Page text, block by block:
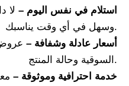
استلام في نفس اليوم – لا
وسهل في أي وقت يناسبك.
أسعار عادلة وشفافة – عروض
السوقية وحالة المنتج.
خدمة احترافية وموثوقة –